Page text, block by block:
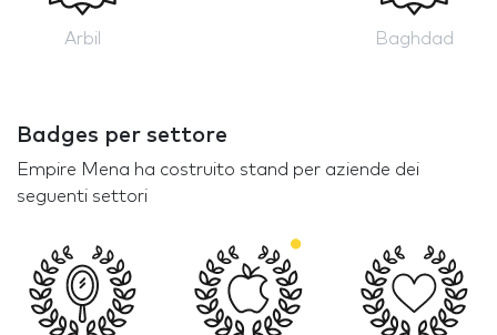
Arbil Baghdad
Badges per settore
Empire Mena ha costruito stand per aziende dei
seguenti settori